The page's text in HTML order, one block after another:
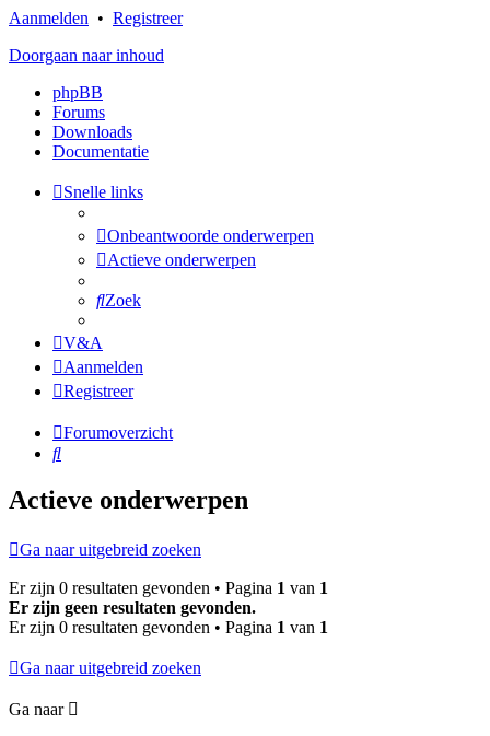
Aanmelden • Registreer
Doorgaan naar inhoud
phpBB
Forums
Downloads
Documentatie
Snelle links
Onbeantwoorde onderwerpen
Actieve onderwerpen
Zoek
V&A
Aanmelden
Registreer
Forumoverzicht
Zoek
Actieve onderwerpen
Ga naar uitgebreid zoeken
Er zijn 0 resultaten gevonden • Pagina 1 van 1
Er zijn geen resultaten gevonden.
Er zijn 0 resultaten gevonden • Pagina 1 van 1
Ga naar uitgebreid zoeken
Ga naar